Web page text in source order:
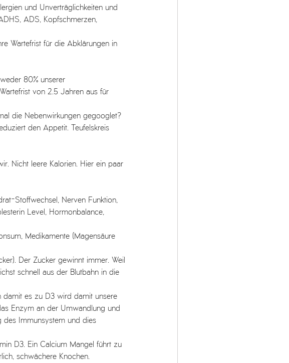
und Unverträglichkeiten und
ADS, Kopfschmerzen,
Wartefrist für die Abklärungen in
80% unserer
von 2.5 Jahren aus für
die Nebenwirkungen gegooglet?
den Appetit. Teufelskreis
Nicht leere Kalorien. Hier ein paar
Stoffwechsel, Nerven Funktion,
Level, Hormonbalance,
Medikamente (Magensäure
Der Zucker gewinnt immer. Weil
schnell aus der Blutbahn in die
es zu D3 wird damit unsere
Enzym an der Umwandlung und
Immunsystem und dies
D3. Ein Calcium Mangel führt zu
schwächere Knochen.